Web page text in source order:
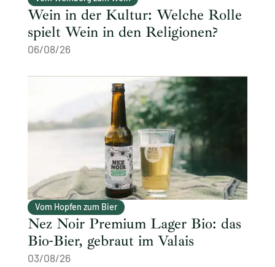
Wein in der Kultur: Welche Rolle
spielt Wein in den Religionen?
06/08/26
Vom Hopfen zum Bier
Nez Noir Premium Lager Bio: das
Bio-Bier, gebraut im Valais
03/08/26